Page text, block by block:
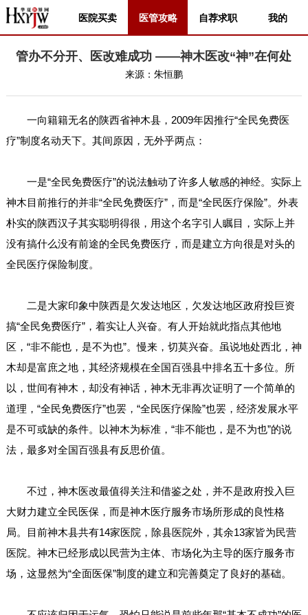
医院买卖 医管攻略 自荐求职 我的
管办不分开、医改难成功 ——神木医改“神”在何处
来源： 朱恒鹏
一向籍籍无名的陕西省神木县，2009年因推行“全民免费医
疗”制度名动天下。其间原因，无外乎两点：
一是“全民免费医疗”的说法触动了许多人敏感的神经。实际上
神木目前推行的并非“全民免费医疗”，而是“全民医疗保险”。外表
朴实的陕西汉子其实聪明得很，用这个名字引人瞩目，实际上并
没有搞什么没有前途的全民免费医疗，而是建立方向很是对头的
全民医疗保险制度。
二是大家印象中陕西是欠发达地区，欠发达地区政府投巨资
搞“全民免费医疗”，着实让人兴奋。有人开始就此指点其他地
区，“非不能也，是不为也”。慢来，切莫兴奋。虽说地处西北，神
木却是富庶之地，其经济规模在全国百强县中排名五十多位。所
以，世间有神木，却没有神话，神木无非再次证明了一个简单的
道理，“全民免费医疗”也罢，“全民医疗保险”也罢，经济发展水平
是不可或缺的条件。以神木为标准，“非不能也，是不为也”的说
法，最多对全国百强县有反思价值。
不过，神木医改最值得关注和借鉴之处，并不是政府投入巨
大财力建立全民医保，而是神木医疗服务市场所形成的良性格
局。目前神木县共有14家医院，除县医院外，其余13家皆为民营
医院。神木已经形成以民营为主体、市场化为主导的医疗服务市
场，这显然为“全面医保”制度的建立和完善奠定了良好的基础。